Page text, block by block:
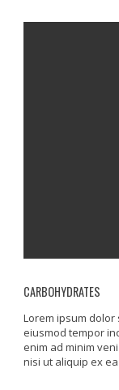
CARBOHYDRATES
Lorem ipsum dolor
eiusmod tempor
enim ad minim
nisi ut aliquip ex